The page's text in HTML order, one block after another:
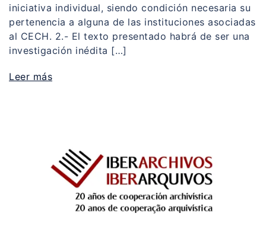
iniciativa individual, siendo condición necesaria su
pertenencia a alguna de las instituciones asociadas
al CECH. 2.- El texto presentado habrá de ser una
investigación inédita […]
Leer más